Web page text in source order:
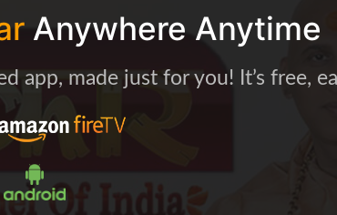
Anywhere Anytime
app, made just for you! It’s free,